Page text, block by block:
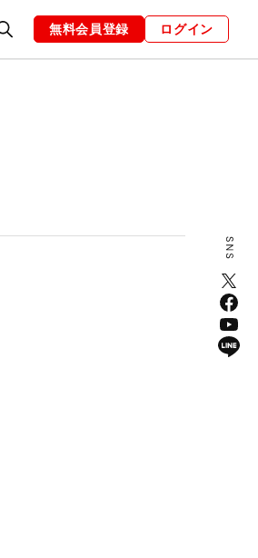
編集部 お知らせ
無料会員登録 ログイン